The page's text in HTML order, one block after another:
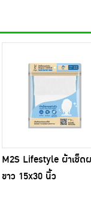
M2S Lifestyle ผ้าเช็ด
ขาว 15x30 นิ้ว